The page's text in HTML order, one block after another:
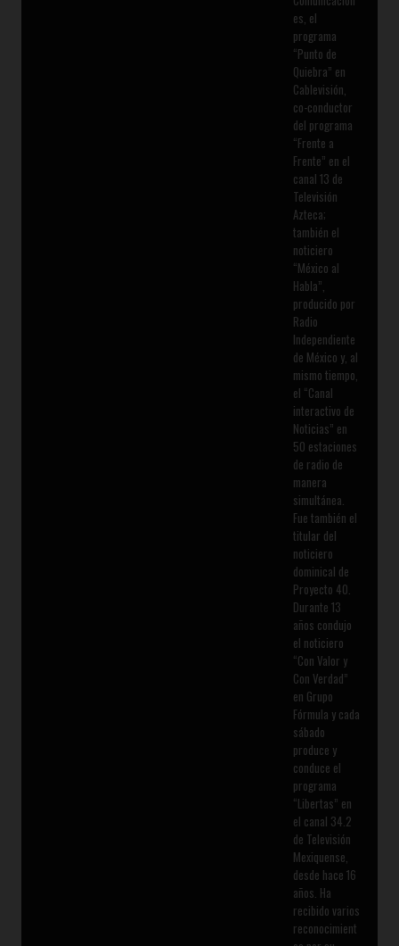
es, el
programa
“Punto de
Quiebra” en
Cablevisión,
co-conductor
del programa
“Frente a
Frente” en el
canal 13 de
Televisión
Azteca;
también el
noticiero
“México al
Habla”,
producido por
Radio
Independiente
de México y, al
mismo tiempo,
el “Canal
interactivo de
Noticias” en
50 estaciones
de radio de
manera
simultánea.
Fue también el
titular del
noticiero
dominical de
Proyecto 40.
Durante 13
años condujo
el noticiero
“Con Valor y
Con Verdad”
en Grupo
Fórmula y cada
sábado
produce y
conduce el
programa
“Libertas” en
el canal 34.2
de Televisión
Mexiquense,
desde hace 16
años. Ha
recibido varios
reconocimient